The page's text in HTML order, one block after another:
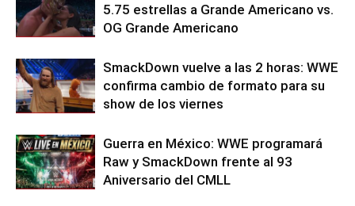
5.75 estrellas a Grande Americano vs.
OG Grande Americano
SmackDown vuelve a las 2 horas: WWE
confirma cambio de formato para su
show de los viernes
Guerra en México: WWE programará
Raw y SmackDown frente al 93
Aniversario del CMLL